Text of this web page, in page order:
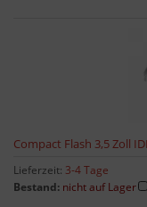
Compact Flash 3,5 Zoll
Lieferzeit: 3-4 Tage
Bestand: nicht auf Lager